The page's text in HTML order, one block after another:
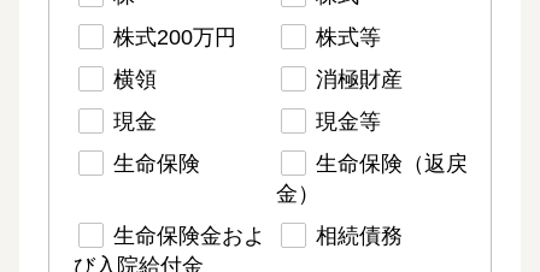
株式200万円
株式等
横領
消極財産
現金
現金等
生命保険
生命保険（返戻
金）
生命保険金およ
び入院給付金
相続債務